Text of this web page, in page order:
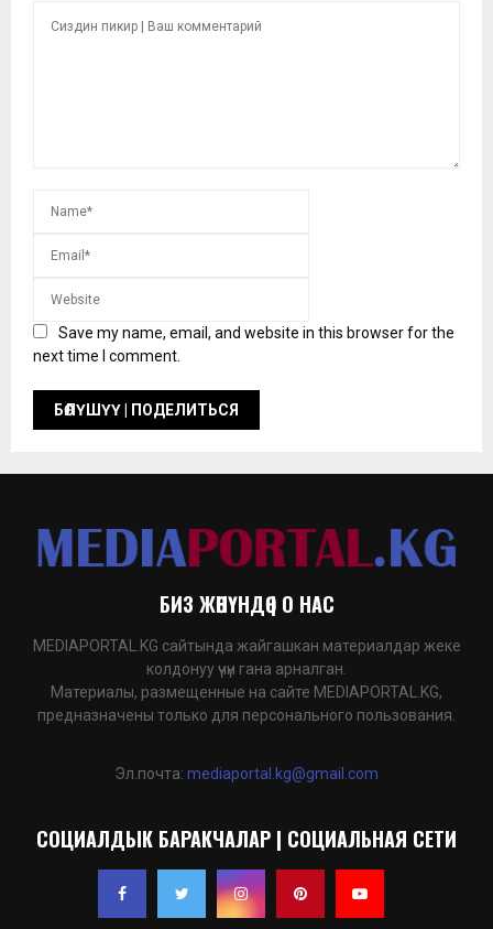
Save my name, email, and website in this browser for the
next time I comment.
БИЗ ЖӨНҮНДӨ | О НАС
MEDIAPORTAL.KG сайтында жайгашкан материалдар жеке
колдонуу үчүн гана арналган.
Материалы, размещенные на сайте MEDIAPORTAL.KG,
предназначены только для персонального пользования.
Эл.почта: mediaportal.kg@gmail.com
СОЦИАЛДЫК БАРАКЧАЛАР | СОЦИАЛЬНАЯ СЕТИ